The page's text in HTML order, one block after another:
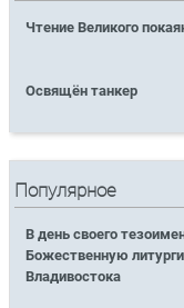
Чтение Великого
Освящён танкер
Популярное
В день своего
Божественную
Владивостока